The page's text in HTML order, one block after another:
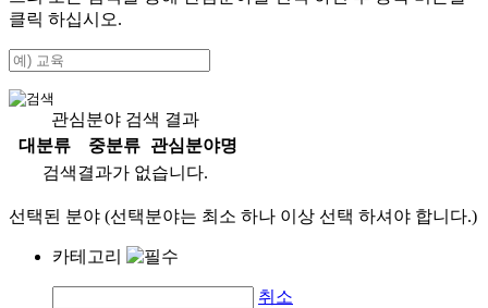
클릭 하십시오.
관심분야 검색 결과
대분류
중분류
관심분야명
검색결과가 없습니다.
선택된 분야 (선택분야는 최소 하나 이상 선택 하셔야 합니다.)
카테고리
취소